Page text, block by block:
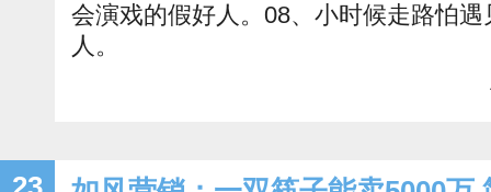
会演戏的假好人。08、小时候走路怕
人。